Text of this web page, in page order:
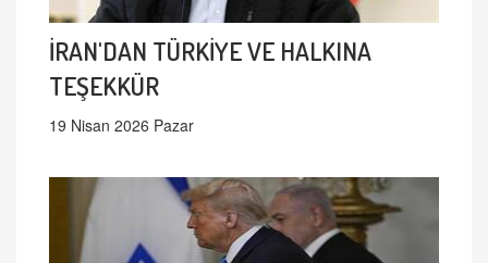
İRAN'DAN TÜRKİYE VE HALKINA
TEŞEKKÜR
19 Nisan 2026 Pazar